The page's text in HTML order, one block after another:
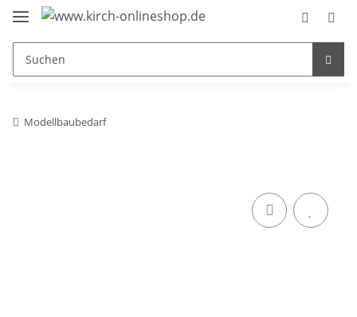
Modellbaubedarf